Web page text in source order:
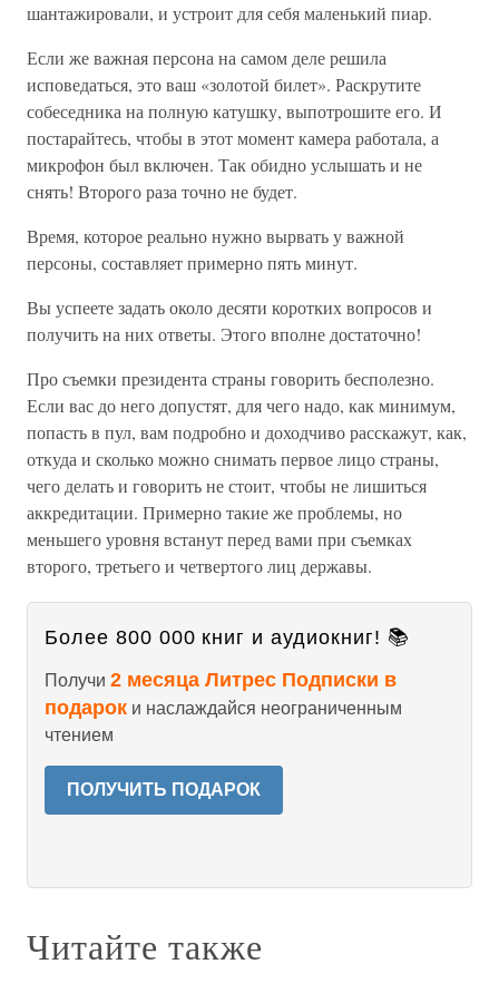
шантажировали, и устроит для себя маленький пиар.
Если же важная персона на самом деле решила
исповедаться, это ваш «золотой билет». Раскрутите
собеседника на полную катушку, выпотрошите его. И
постарайтесь, чтобы в этот момент камера работала, а
микрофон был включен. Так обидно услышать и не
снять! Второго раза точно не будет.
Время, которое реально нужно вырвать у важной
персоны, составляет примерно пять минут.
Вы успеете задать около десяти коротких вопросов и
получить на них ответы. Этого вполне достаточно!
Про съемки президента страны говорить бесполезно.
Если вас до него допустят, для чего надо, как минимум,
попасть в пул, вам подробно и доходчиво расскажут, как,
откуда и сколько можно снимать первое лицо страны,
чего делать и говорить не стоит, чтобы не лишиться
аккредитации. Примерно такие же проблемы, но
меньшего уровня встанут перед вами при съемках
второго, третьего и четвертого лиц державы.
Более 800 000 книг и аудиокниг! 📚
Получи 2 месяца Литрес Подписки в
подарок и наслаждайся неограниченным
чтением
ПОЛУЧИТЬ ПОДАРОК
Читайте также